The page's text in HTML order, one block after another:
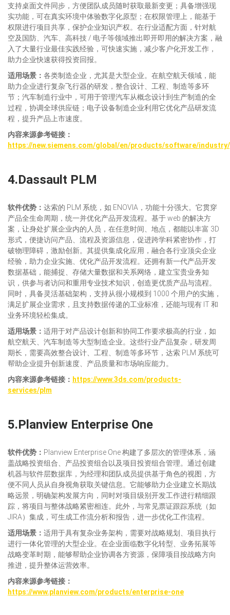
支持桌面文件同步，方便团队成员随时获取最新变更；具备增强现
实功能，可在真实环境中体验数字化原型；在权限管理上，能基于
权限进行项目共享，保护企业知识产权。在行业适配方面，针对航
空及国防、汽车、高科技 / 电子等领域推出即开即用的解决方案，融
入了大量行业最佳实践经验，可快速实施，减少客户化开发工作，
助力企业快速获得投资回报。​
适用场景： 各类制造企业，尤其是大型企业。在航空航天领域，能
助力企业进行复杂飞行器的研发，整合设计、工程、制造等多环
节；汽车制造行业中，可用于管理汽车从概念设计到生产制造的全
过程，协调全球供应链；电子设备制造企业利用它优化产品研发流
程，提升产品上市速度。​
内容来源参考链接 ：
https://new.siemens.com/global/en/products/software/
4.Dassault PLM
软件优势： 达索的 PLM 系统，如 ENOVIA，功能十分强大。它贯穿
产品全生命周期，统一并优化产品开发流程。基于 web 的解决方
案，让身处扩展企业内的人员，在任意时间、地点，都能以丰富 3D
形式，便捷访问产品、流程及资源信息，促进跨学科紧密协作，打
破物理障碍，激励创新。其提供集成化应用，融合各行业顶尖企业
经验，助力企业实施、优化产品开发流程。还拥有新一代产品开发
数据基础，能捕捉、存储大量数据和关系网络，建立宝贵业务知
识，供参与者访问和重用专业技术知识，创造更优质产品与流程。
同时，具备灵活基础架构，支持从很小规模到 1000 个用户的实施，
满足扩展企业需求，且支持数据传递的工业标准，还能与现有 IT 和
业务环境轻松集成。​
适用场景： 适用于对产品设计创新和协同工作要求极高的行业，如
航空航天、汽车制造等大型制造企业。这些行业产品复杂，研发周
期长，需要高效整合设计、工程、制造等多环节，达索 PLM 系统可
帮助企业提升创新速度、产品质量和市场响应能力。
内容来源参考链接 ： https://www.3ds.com/products-
services/plm
5.Planview Enterprise One
软件优势： Planview Enterprise One 构建了多层次的管理体系，涵
盖战略投资组合、产品投资组合以及项目投资组合管理。通过创建
机器与软件层数据库，为经理和团队成员提供基于角色的视图，方
便不同人员从自身视角获取关键信息。它能够助力企业建立长期战
略远景，明确架构发展方向，同时对项目级别开发工作进行精细跟
踪，将项目与整体战略紧密相连。此外，与常见票证跟踪系统（如
JIRA）集成，可生成工作流分析和报告，进一步优化工作流程。
适用场景： 适用于具有复杂业务架构，需要对战略规划、项目执行
进行一体化管理的大型企业。在企业面临数字化转型、业务拓展等
战略变革时期，能够帮助企业协调各方资源，保障项目按战略方向
推进，提升整体运营效率。​
内容来源参考链接：
https://www.planview.com/products/enterprise-one